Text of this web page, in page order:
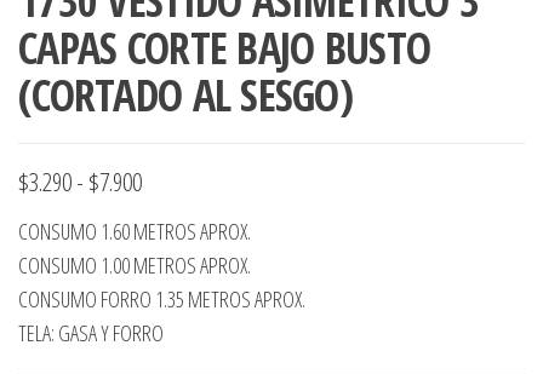
CAPAS CORTE BAJO BUSTO
(CORTADO AL SESGO)
$3.290- $7.900Rango
de
precios:
desde
$3.290
CONSUMO 1.60 METROS APROX.
CONSUMO 1.00 METROS APROX.
CONSUMO FORRO 1.35 METROS APROX.
TELA: GASA Y FORRO